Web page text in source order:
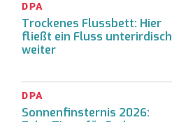
DPA
Trockenes Flussbett: Hier
fließt ein Fluss unterirdisch
weiter
DPA
Sonnenfinsternis 2026: